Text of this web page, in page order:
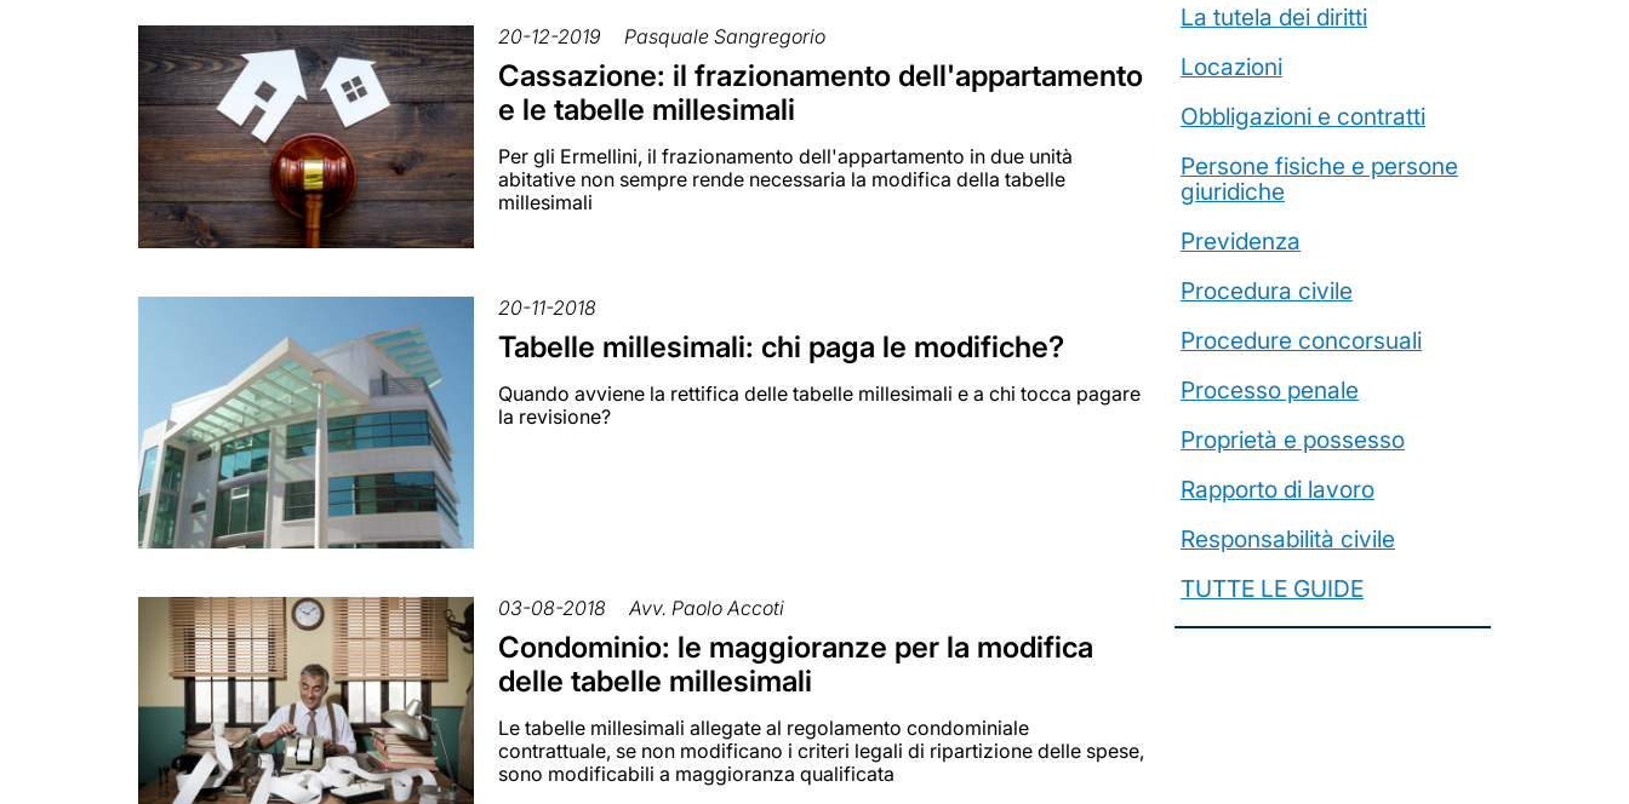
20-12-2019 Pasquale Sangregorio
Cassazione: il frazionamento dell'appartamento
e le tabelle millesimali
Per gli Ermellini, il frazionamento dell'appartamento in due unità
abitative non sempre rende necessaria la modifica della tabelle
millesimali
20-11-2018
Tabelle millesimali: chi paga le modifiche?
Quando avviene la rettifica delle tabelle millesimali e a chi tocca pagare
la revisione?
03-08-2018 Avv. Paolo Accoti
Condominio: le maggioranze per la modifica
delle tabelle millesimali
Le tabelle millesimali allegate al regolamento condominiale
contrattuale, se non modificano i criteri legali di ripartizione delle spese,
sono modificabili a maggioranza qualificata
La tutela dei diritti
Locazioni
Obbligazioni e contratti
Persone fisiche e persone
giuridiche
Previdenza
Procedura civile
Procedure concorsuali
Processo penale
Proprietà e possesso
Rapporto di lavoro
Responsabilità civile
TUTTE LE GUIDE